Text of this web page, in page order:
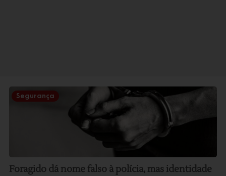
Segurança
Foragido dá nome falso à polícia, mas identidade